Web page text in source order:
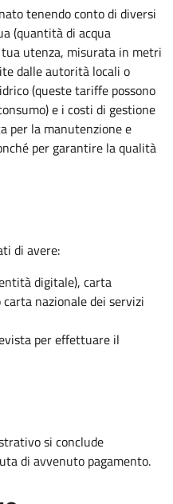
tenendo conto di diversi
(quantità di acqua
utenza, misurata in metri
dalle autorità locali o
(queste tariffe possono
e i costi di gestione
per la manutenzione e
per garantire la qualità
di avere:
digitale), carta
nazionale dei servizi
per effettuare il
si conclude
di avvenuto pagamento.